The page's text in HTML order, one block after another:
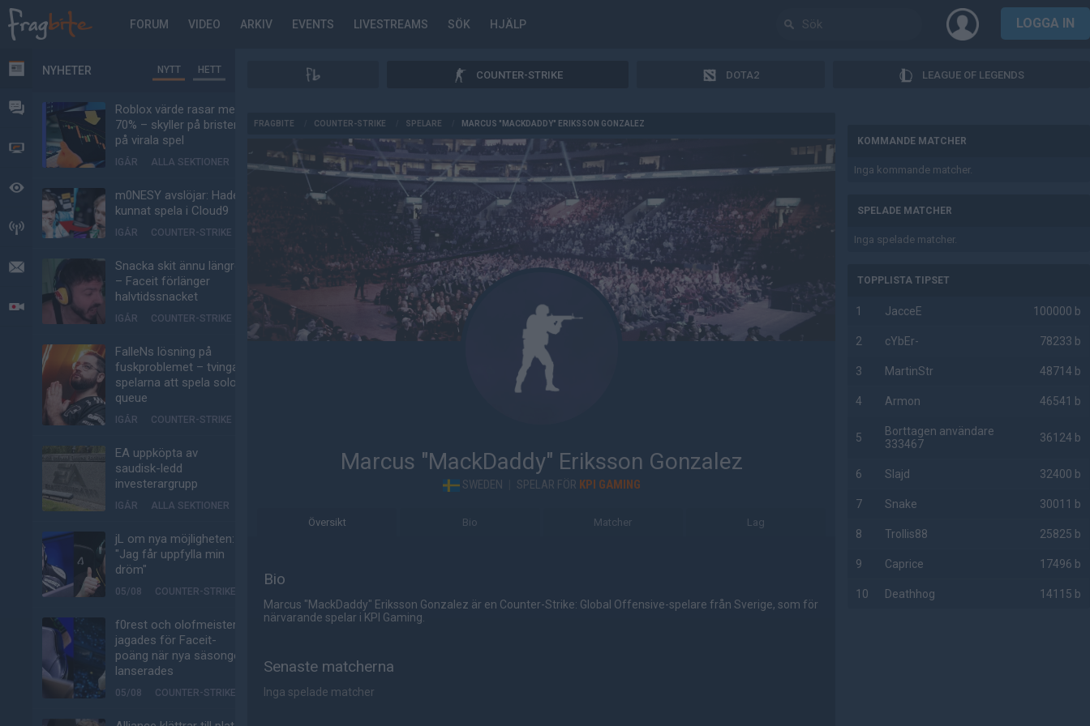
FORUM VIDEO ARKIV EVENTS LIVESTREAMS SÖK HJÄLP LOGGA IN
NYHETER
FORUM
VIDEO
BEVAKAT
HÄNDELSER
MEDDELANDEN
LIVESÄNDNINGAR
NYHETER NYTT HETT
Roblox värde rasar med
70% – skyller på bristen
på virala spel
IGÅR ALLA SEKTIONER
m0NESY avslöjar: Hade
kunnat spela i Cloud9
IGÅR COUNTER-STRIKE
Snacka skit ännu längre
– Faceit förlänger
halvtidssnacket
IGÅR COUNTER-STRIKE
FalleNs lösning på
fuskproblemet – tvinga
spelarna att spela solo-
queue
IGÅR COUNTER-STRIKE
EA uppköpta av
saudisk-ledd
investerargrupp
IGÅR ALLA SEKTIONER
jL om nya möjligheten:
"Jag får uppfylla min
dröm"
05/08 COUNTER-STRIKE
f0rest och olofmeister
jagades för Faceit-
poäng när nya säsongen
lanserades
05/08 COUNTER-STRIKE
COUNTER-STRIKE DOTA2 LEAGUE OF LEGENDS
FRAGBITE COUNTER-STRIKE SPELARE MARCUS "MACKDADDY" ERIKSSON GONZALEZ
Marcus "MackDaddy" Eriksson Gonzalez
SWEDEN SPELAR FÖR KPI GAMING
Översikt Bio Matcher Lag
Bio
Marcus "MackDaddy" Eriksson Gonzalez är en Counter-Strike: Global Offensive-spelare från Sverige, som för
närvarande spelar i KPI Gaming.
Senaste matcherna
Inga spelade matcher
KOMMANDE MATCHER
Inga kommande matcher.
SPELADE MATCHER
Inga spelade matcher.
TOPPLISTA TIPSET
1 JacceE 100000 b
2 cYbEr- 78233 b
3 MartinStr 48714 b
4 Armon 46541 b
5
Borttagen användare
333467
36124 b
6 Slajd 32400 b
7 Snake 30011 b
8 Trollis88 25825 b
9 Caprice 17496 b
10 Deathhog 14115 b